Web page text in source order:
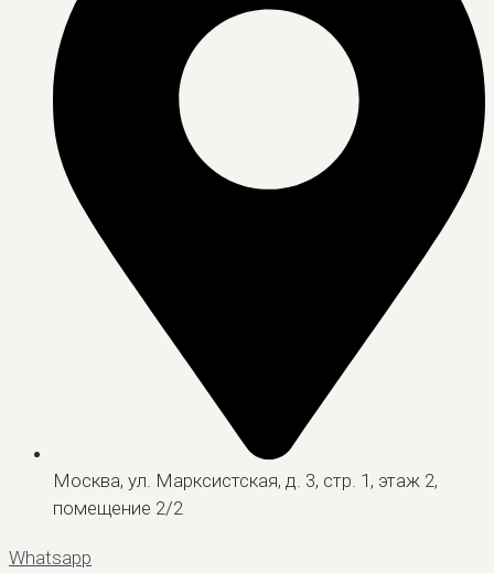
Москва, ул. Марксистская, д. 3, стр. 1, этаж 2,
помещение 2/2
Whatsapp